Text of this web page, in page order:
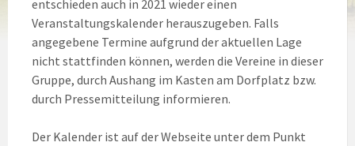
entschieden auch in 2021 wieder einen
Veranstaltungskalender herauszugeben. Falls
angegebene Termine aufgrund der aktuellen Lage
nicht stattfinden können, werden die Vereine in dieser
Gruppe, durch Aushang im Kasten am Dorfplatz bzw.
durch Pressemitteilung informieren.
Der Kalender ist auf der Webseite unter dem Punkt